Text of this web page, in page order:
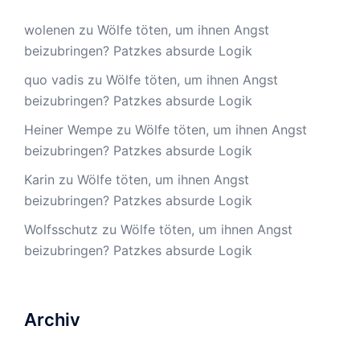
wolenen zu Wölfe töten, um ihnen Angst
beizubringen? Patzkes absurde Logik
quo vadis zu Wölfe töten, um ihnen Angst
beizubringen? Patzkes absurde Logik
Heiner Wempe zu Wölfe töten, um ihnen Angst
beizubringen? Patzkes absurde Logik
Karin zu Wölfe töten, um ihnen Angst
beizubringen? Patzkes absurde Logik
Wolfsschutz zu Wölfe töten, um ihnen Angst
beizubringen? Patzkes absurde Logik
Archiv